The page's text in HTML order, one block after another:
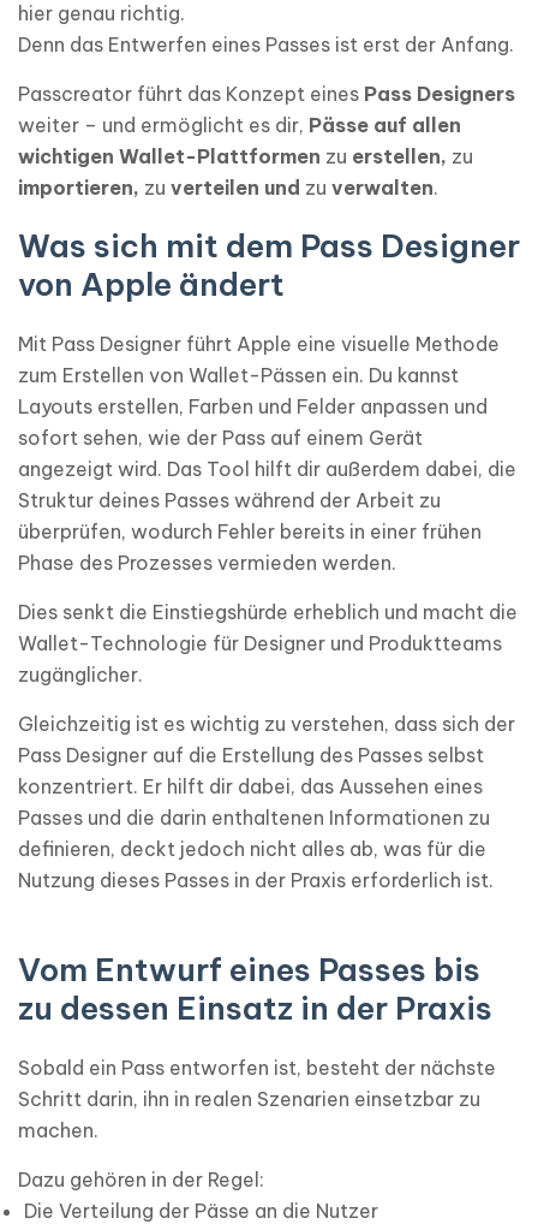
hier genau richtig.
Denn das Entwerfen eines Passes ist erst der Anfang.
Passcreator führt das Konzept eines Pass Designers
weiter – und ermöglicht es dir, Pässe auf allen
wichtigen Wallet-Plattformen zu erstellen, zu
importieren, zu verteilen und zu verwalten.
Was sich mit dem Pass Designer
von Apple ändert
Mit Pass Designer führt Apple eine visuelle Methode
zum Erstellen von Wallet-Pässen ein. Du kannst
Layouts erstellen, Farben und Felder anpassen und
sofort sehen, wie der Pass auf einem Gerät
angezeigt wird. Das Tool hilft dir außerdem dabei, die
Struktur deines Passes während der Arbeit zu
überprüfen, wodurch Fehler bereits in einer frühen
Phase des Prozesses vermieden werden.
Dies senkt die Einstiegshürde erheblich und macht die
Wallet-Technologie für Designer und Produktteams
zugänglicher.
Gleichzeitig ist es wichtig zu verstehen, dass sich der
Pass Designer auf die Erstellung des Passes selbst
konzentriert. Er hilft dir dabei, das Aussehen eines
Passes und die darin enthaltenen Informationen zu
definieren, deckt jedoch nicht alles ab, was für die
Nutzung dieses Passes in der Praxis erforderlich ist.
Vom Entwurf eines Passes bis
zu dessen Einsatz in der Praxis
Sobald ein Pass entworfen ist, besteht der nächste
Schritt darin, ihn in realen Szenarien einsetzbar zu
machen.
Dazu gehören in der Regel:
Die Verteilung der Pässe an die Nutzer